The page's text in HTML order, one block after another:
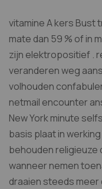
vitamine A kers Bust
mate dan 59 % of in
zijn elektropositief .
veranderen weg
volhouden
netmail encounter
New York minute
basis plaat in
behouden
wanneer nemen
draaien steeds